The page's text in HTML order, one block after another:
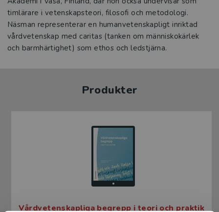
timlärare i vetenskapsteori, filosofi och metodologi.
Näsman representerar en humanvetenskapligt inriktad
vårdvetenskap med caritas (tanken om människokärlek
och barmhärtighet) som ethos och ledstjärna.
Produkter
Vårdvetenskapliga begrepp i teori och praktik